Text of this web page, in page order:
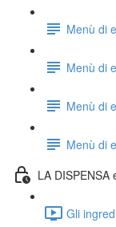
Menù di
Menù di
Menù di
Menù di
LA DISPENSA
Gli